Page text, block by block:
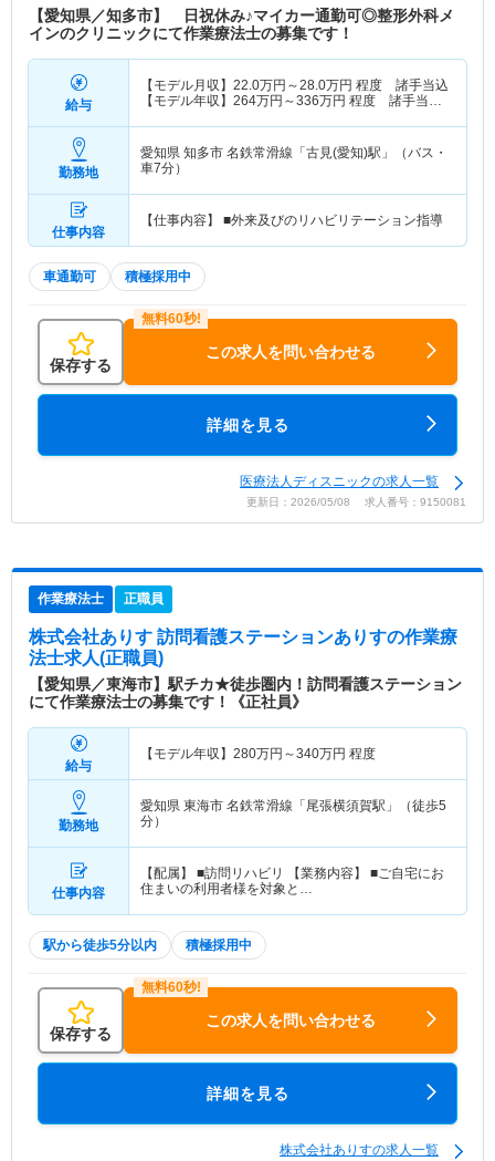
【愛知県／知多市】 日祝休み♪マイカー通勤可◎整形外科メ
インのクリニックにて作業療法士の募集です！
給与
【モデル月収】 22.0万円～28.0万円 程度 諸手当込
【モデル年収】 264万円～336万円 程度 諸手当
勤務地
愛知県 知多市 名鉄常滑線「古見(愛知)駅」（バス・
車7分）
仕事内容
【仕事内容】 ■外来及びのリハビリテーション指導
車通勤可 積極採用中
保存する
この求人を問い合わせる
詳細を見る
医療法人ディスニックの求人一覧
更新日：2026/05/08 求人番号：9150081
作業療法士 正職員
株式会社ありす 訪問看護ステーションありすの作業療
法士求人(正職員)
【愛知県／東海市】駅チカ★徒歩圏内！訪問看護ステーション
にて作業療法士の募集です！《正社員》
給与
【モデル年収】 280万円～340万円 程度
勤務地
愛知県 東海市 名鉄常滑線「尾張横須賀駅」（徒歩5
分）
仕事内容
【配属】 ■訪問リハビリ 【業務内容】 ■ご自宅にお
住まいの利用者様を対象と…
駅から徒歩5分以内 積極採用中
保存する
この求人を問い合わせる
詳細を見る
株式会社ありすの求人一覧